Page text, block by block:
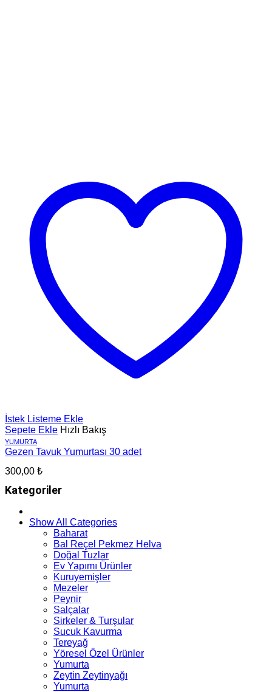
İstek Listeme Ekle
Sepete Ekle Hızlı Bakış
YUMURTA
Gezen Tavuk Yumurtası 30 adet
300,00 ₺
Kategoriler
Show All Categories
Baharat
Bal Reçel Pekmez Helva
Doğal Tuzlar
Ev Yapımı Ürünler
Kuruyemişler
Mezeler
Peynir
Salçalar
Sirkeler & Turşular
Sucuk Kavurma
Tereyağ
Yöresel Özel Ürünler
Yumurta
Zeytin Zeytinyağı
Yumurta